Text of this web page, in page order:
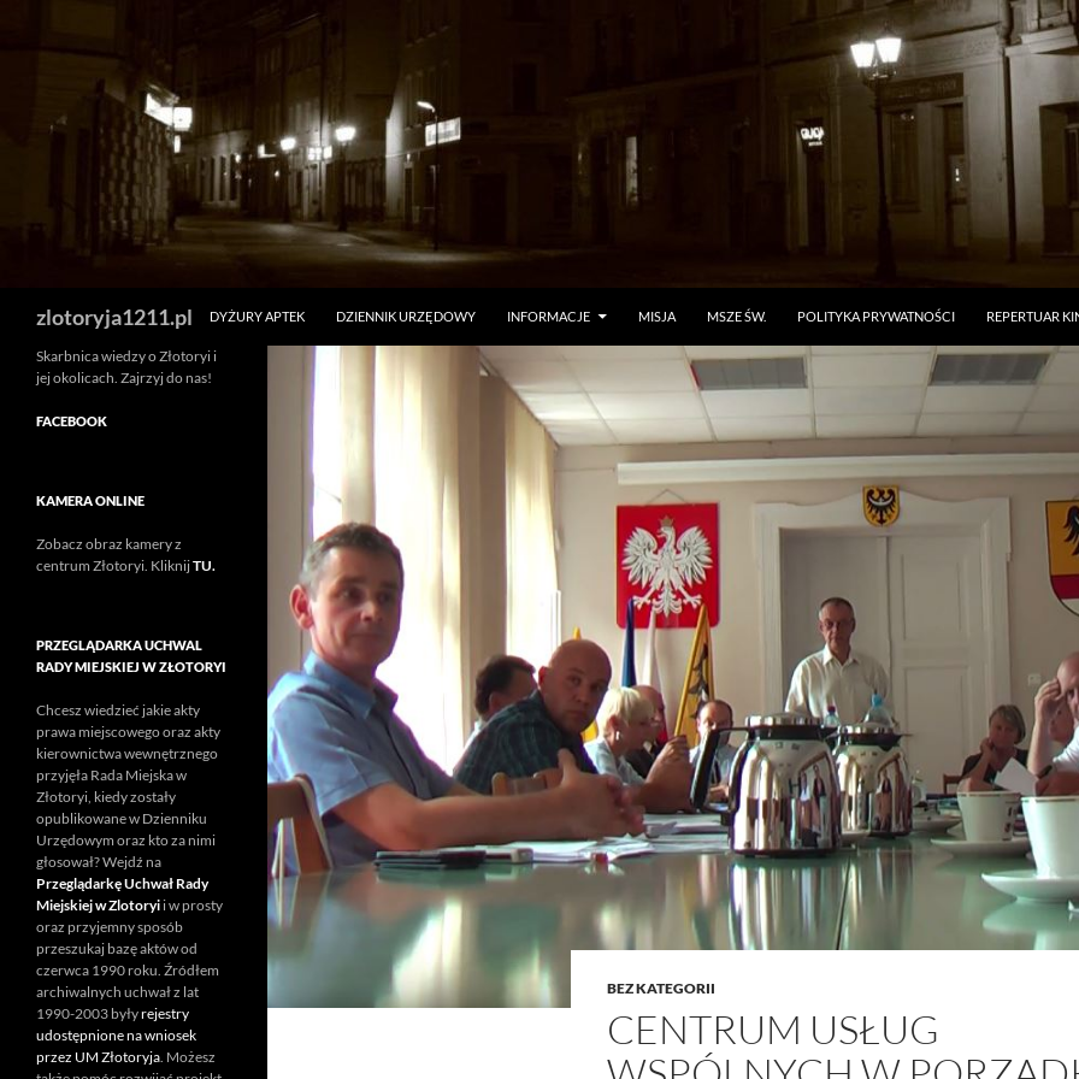
zlotoryja1211.pl DYŻURY APTEK DZIENNIK URZĘDOWY INFORMACJE MISJA MSZE ŚW. POLITYKA PRYWATNOŚCI REPERTUAR
BEZ KATEGORII
CENTRUM USŁUG
Skarbnica wiedzy o Złotoryi i
jej okolicach. Zajrzyj do nas!
FACEBOOK
KAMERA ONLINE
Zobacz obraz kamery z
centrum Złotoryi. KliknijTU.
PRZEGLĄDARKA UCHWAL
RADY MIEJSKIEJ W ZŁOTORYI
Chcesz wiedzieć jakie akty
prawa miejscowego oraz akty
kierownictwa wewnętrznego
przyjęła Rada Miejska w
Złotoryi, kiedy zostały
opublikowane w Dzienniku
Urzędowym oraz kto za nimi
głosował? Wejdź na
Przeglądarkę Uchwał Rady
Miejskiej w Zlotoryi i w prosty
oraz przyjemny sposób
przeszukaj bazę aktów od
czerwca 1990 roku. Źródłem
archiwalnych uchwał z lat
1990-2003 byłyrejestry
udostępnione na wniosek
przez UM Złotoryja. Możesz